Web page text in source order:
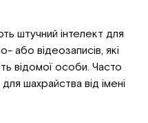
штучний інтелект для
або відеозаписів, які
відомої особи. Часто
шахрайства від імені